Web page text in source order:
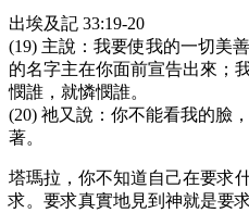
出埃及記 33:19-20
(19) 主說：我要使我的一切美
的名字主在你面前宣告出來；
憫誰，就憐憫誰。
(20) 祂又說：你不能看我的臉
著。
塔瑪拉，你不知道自己在要求
求。要求真實地見到神就是要